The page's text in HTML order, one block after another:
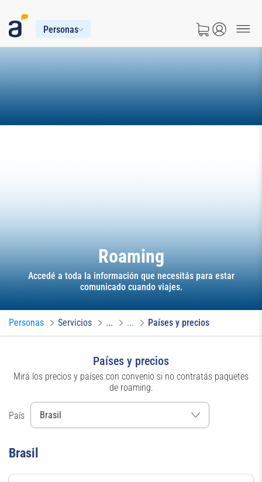
Personas
Roaming
Accedé a toda la información que necesitás para estar
comunicado cuando viajes.
Personas Servicios ... ... Países y precios
Países y precios
Mirá los precios y países con convenio si no contratás paquetes
de roaming.
País
Brasil